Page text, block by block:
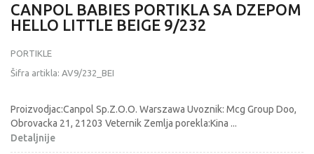
CANPOL BABIES PORTIKLA SA DZEPOM
HELLO LITTLE BEIGE 9/232
PORTIKLE
Šifra artikla: AV9/232_BEI
Proizvodjac:Canpol Sp.Z.O.O. Warszawa Uvoznik: Mcg Group Doo,
Obrovacka 21, 21203 Veternik Zemlja porekla:Kina ...
Detaljnije